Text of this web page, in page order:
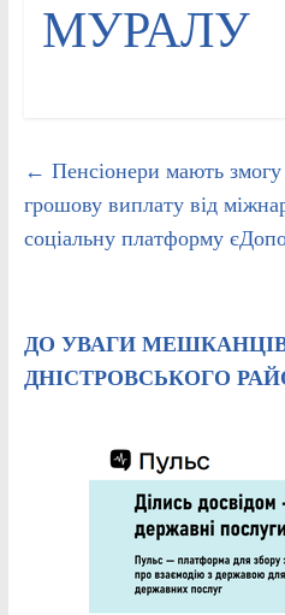
МУРАЛУ
← Пенсіонери мають
грошову виплату від
соціальну платформу
ДО УВАГИ
ДНІСТРОВСЬКОГО